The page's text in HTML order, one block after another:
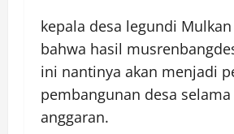
kepala desa legundi
bahwa hasil
ini nantinya akan menjadi
pembangunan desa
anggaran.